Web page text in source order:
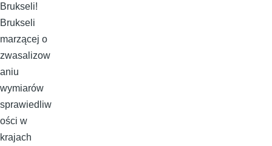
Brukseli!
Brukseli
marzącej o
zwasalizow
aniu
wymiarów
sprawiedliw
ości w
krajach